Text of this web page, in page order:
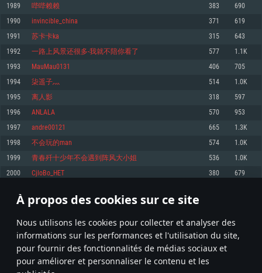
À propos des cookies sur ce site
Nous utilisons les cookies pour collecter et analyser des
informations sur les performances et l'utilisation du site,
pour fournir des fonctionnalités de médias sociaux et
pour améliorer et personnaliser le contenu et les
Processeur: Dual-Core 2.2 GHz
Mémoire: 4 GB
Carte graphique supportant DirectX 11: AMD Radeon 77XX / NVIDIA
GeForce GTX 660. La résolution minimale supportée par le jeu est de 720p
Connection: Connexion Internet à haut débit
Disque dur: 23.1 Go (client minimal)
Recommandée
1060 et plus, Radeon RX 570 et plus.
Disque dur: 75.9 Go (client complet)
Processeur: Core i5, minimum 2.2GHz (Les processeurs Intel Xeon ne sont
pas supportés)
Mémoire: 6 GB
Carte graphique: Intel Iris Pro 5200 (Mac), ou analogue AMD/Nvidia. La
résolution minimale supportée par le jeu est de 720p.
Connection: Connexion Internet à haut débit
Disque dur: 62,2 Go (client minimal)
Recommandée
OS: Mac OS Big Sur 11.0 ou plus récent
Processeur: Core i7 (Les processeurs Intel Xeon ne sont pas supportés)
Mémoire: 8 GB
Carte graphique: Radeon Vega II ou plus avec support de Metal
Disque dur: 62,2 Go (client complet)
Processeur: Dual-Core 2.4 GHz
Mémoire: 4 GB
Carte graphique: NVIDIA 660 avec les derniers drivers (moins de 6 mois) /
de même pour AMD (La résolution minimale supportée par le jeu est de
720p)
Connection: Connexion Internet à haut débit
Disque dur: 62,2 Go (client minimal)
Recommandée
OS: Ubuntu 20.04 64bit
Processeur: Intel Core i7
Mémoire: 8 GB
Carte graphique: NVIDIA 1060 avec les derniers drivers (moins de 6 mois) /
6 mois et supportant Vulkan
Connection: Connexion Internet à haut débit
Disque dur: 60,2 Go (client complet)
1989 哔哔赖赖 383 690
1990 invincible_china 371 619
1991 苏卡卡ka 315 643
1992 一路上风景还很多-我就不陪你看了 577 1.1K
1993 MauMau0131 406 705
1994 柒遥子灬 514 1.0K
1995 离人影 318 597
1996 ANLALA 570 953
1997 andre00121 665 1.3K
1998 不会玩的man 574 1.0K
1999 青春歼十少年不会遇到阵风大小姐 536 1.0K
2000 CjloBo_HET 380 679
* Classement mis à jour quotidiennement
99 100 101 200